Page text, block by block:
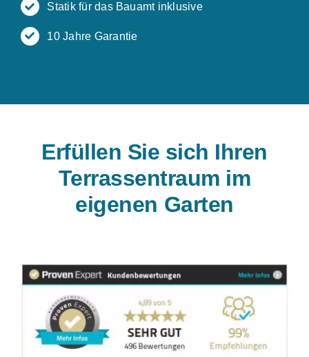
Statik für das Bauamt inklusive
10 Jahre Garantie
Erfüllen Sie sich Ihren
Terrassentraum im
eigenen Garten